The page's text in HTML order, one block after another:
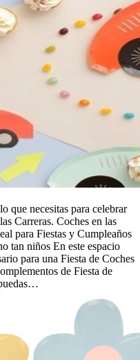
que necesitas para celebrar
Carreras. Coches en las
para Fiestas y Cumpleaños
tan niños En este espacio
para una Fiesta de Coches
de Fiesta de